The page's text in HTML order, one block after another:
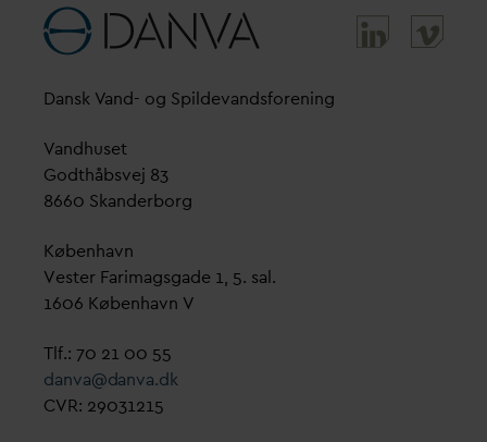
Dansk Vand- og Spildevandsforening
Vandhuset
Godthåbsvej 83
8660 Skanderborg
København
Vester Farimagsgade 1, 5. sal.
1606 København V
Tlf.: 70 21 00 55
danva@danva.dk
CVR: 29031215